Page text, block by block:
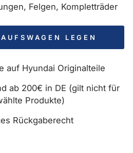
Felgen, Kompletträder
LEGEN
auf Hyundai Originalteile
ab 200€ in DE (gilt nicht für
Produkte)
Rückgaberecht